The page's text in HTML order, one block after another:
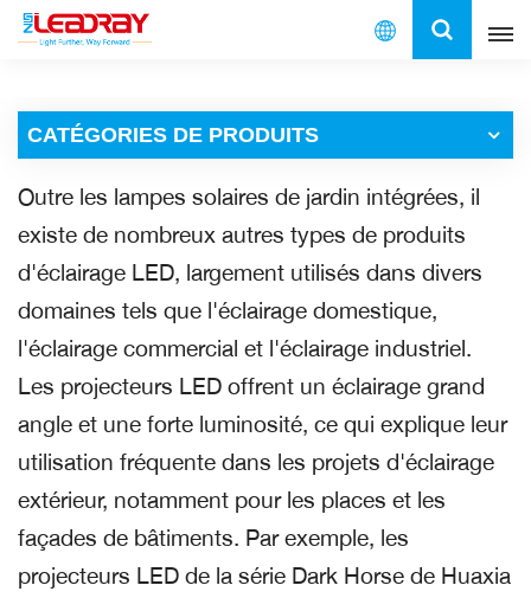
Français
français
العربية
CATÉGORIES DE PRODUITS
Outre les lampes solaires de jardin intégrées, il
existe de nombreux autres types de produits
d'éclairage LED, largement utilisés dans divers
domaines tels que l'éclairage domestique,
l'éclairage commercial et l'éclairage industriel.
Les projecteurs LED offrent un éclairage grand
angle et une forte luminosité, ce qui explique leur
utilisation fréquente dans les projets d'éclairage
extérieur, notamment pour les places et les
façades de bâtiments. Par exemple, les
projecteurs LED de la série Dark Horse de Huaxia